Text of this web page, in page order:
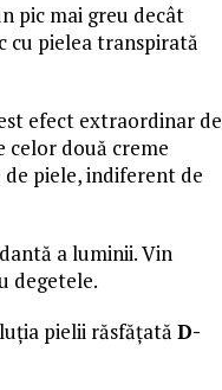
pic mai greu decât
cu pielea transpirată
efect extraordinar de
două creme
piele, indiferent de
a luminii. Vin
degetele.
pielii răsfățată D-